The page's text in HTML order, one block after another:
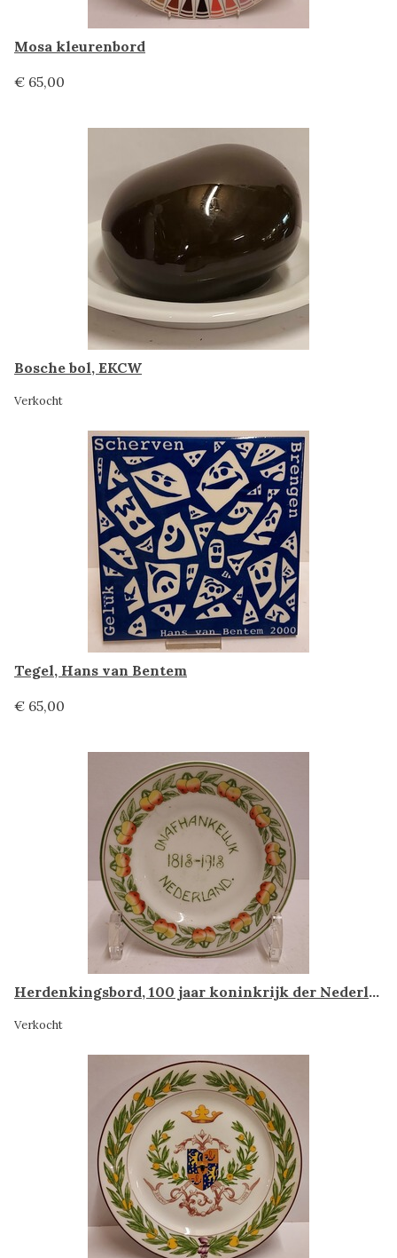
Mosa kleurenbord
€ 65,00
Bosche bol, EKCW
Verkocht
Tegel, Hans van Bentem
€ 65,00
Herdenkingsbord, 100 jaar koninkrijk der Nederlanden
Verkocht